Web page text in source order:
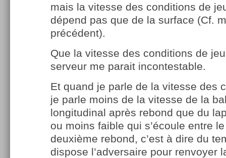
mais la vitesse des conditions de
dépend pas que de la surface (Cf.
précédent).
Que la vitesse des conditions de
serveur me parait incontestable.
Et quand je parle de la vitesse des
je parle moins de la vitesse de la
longitudinal après rebond que du
ou moins faible qui s’écoule entre
deuxième rebond, c’est à dire du
dispose l’adversaire pour renvoyer